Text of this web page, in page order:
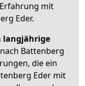
mit
Eder.
langjährige
Battenberg
die ein
Eder mit